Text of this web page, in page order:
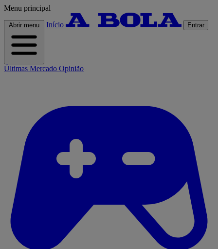
Menu principal
Abrir menu Início Entrar
Últimas Mercado Opinião